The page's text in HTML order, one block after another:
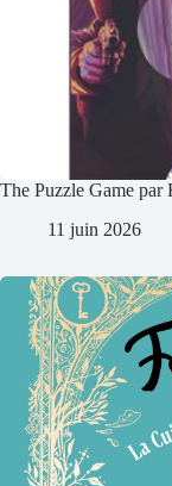
The Puzzle Game par
11 juin 2026